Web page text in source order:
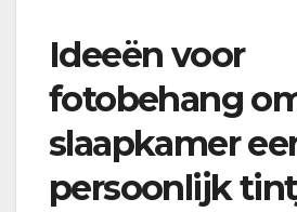
Ideeën voor
fotobehang
slaapkamer
persoonlijk